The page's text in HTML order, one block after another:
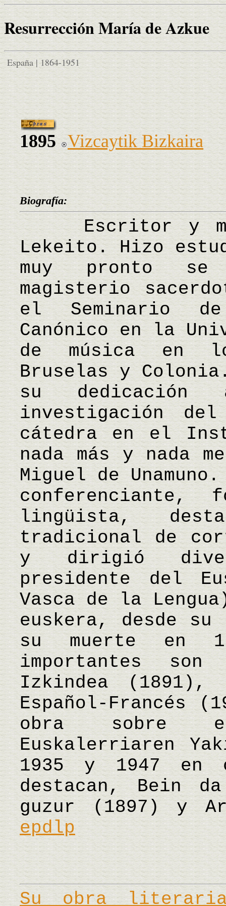
Resurrección María de Azkue
España | 1864-1951
1895 Vizcaytik Bizkaira
Biografía:
Escritor y
Lekeito. Hizo
muy pronto
magisterio
el Seminario
Canónico en la
de música en
Bruselas y
su
investigación del
cátedra en el
nada más y nada
Miguel de
conferenciante,
lingüista,
tradicional de
y dirigió
presidente del
Vasca de la
euskera, desde su
su muerte en
importantes
Izkindea (1891),
Español-Francés
obra sobre
Euskalerriaren
1935 y 1947 en
destacan, Bein
guzur (1897) y
epdlp
Su obra